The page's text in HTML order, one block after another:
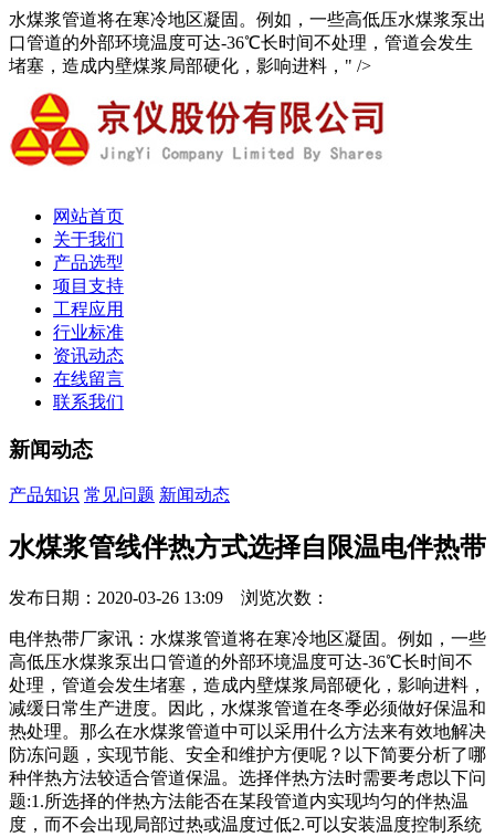
水煤浆管道将在寒冷地区凝固。例如，一些高低压水煤浆泵出
口管道的外部环境温度可达-36℃长时间不处理，管道会发生
堵塞，造成内壁煤浆局部硬化，影响进料，" />
网站首页
关于我们
产品选型
项目支持
工程应用
行业标准
资讯动态
在线留言
联系我们
新闻动态
产品知识 常见问题 新闻动态
水煤浆管线伴热方式选择自限温电伴热带
发布日期：2020-03-26 13:09 浏览次数：
电伴热带厂家讯：水煤浆管道将在寒冷地区凝固。例如，一些
高低压水煤浆泵出口管道的外部环境温度可达-36℃长时间不
处理，管道会发生堵塞，造成内壁煤浆局部硬化，影响进料，
减缓日常生产进度。因此，水煤浆管道在冬季必须做好保温和
热处理。那么在水煤浆管道中可以采用什么方法来有效地解决
防冻问题，实现节能、安全和维护方便呢？以下简要分析了哪
种伴热方法较适合管道保温。选择伴热方法时需要考虑以下问
题:1.所选择的伴热方法能否在某段管道内实现均匀的伴热温
度，而不会出现局部过热或温度过低2.可以安装温度控制系统